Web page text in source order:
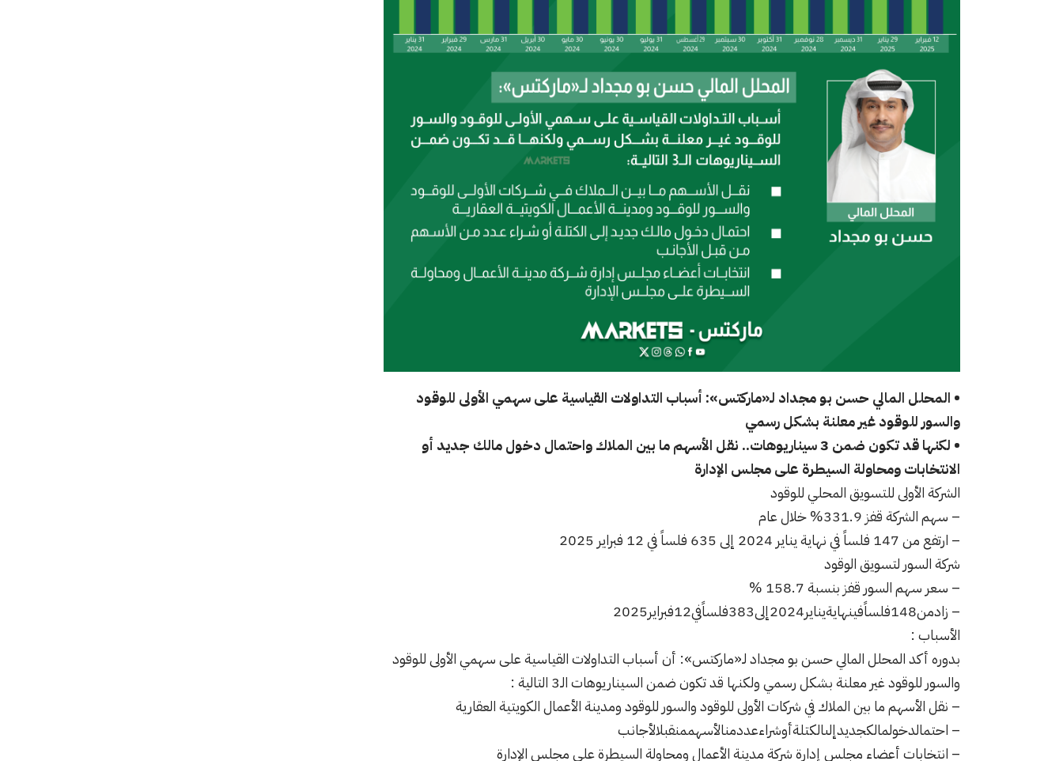
• المحلل المالي حسن بو مجداد لـ«ماركتس»
: أسباب التداولات القياسية على سهمي الأولى للوقود
والسور للوقود غير معلنة بشكل رسمي
• لكنها قد تكون ضمن 3 سيناريوهات
.. نقل الأسهم ما بين الملاك واحتمال دخول مالك جديد أو
الانتخابات ومحاولة السيطرة على مجلس الإدارة
الشركة الأولى للتسويق المحلي للوقود
– سهم الشركة قفز 331 .9
%خلال عام
– ارتفع من 147 فلساً في نهاية يناير 2024 إلى 635 فلساً في 12 فبراير 2025
شركة السور لتسويق الوقود
– سعر سهم السور قفز بنسبة 158 .7
%
– زادمن148فلساًفينهايةيناير2024إلى383فلساًفي12فبراير2025
الأسباب :
بدوره أكد المحلل المالي حسن بو مجداد لـ«ماركتس»
: أن أسباب التداولات القياسية على سهمي الأولى للوقود
والسور للوقود غير معلنة بشكل رسمي ولكنها قد تكون ضمن السيناريوهات الـ3 التالية
:
– نقل الأسهم ما بين الملاك في شركات الأولى للوقود والسور للوقود ومدينة الأعمال الكويتية العقارية
– احتمالدخولمالكجديدإلىالكتلةأوشراءعددمنالأسهممنقبلالأجانب
– انتخابات أعضاء مجلس إدارة شركة مدينة الأعمال ومحاولة السيطرة على مجلس الإدارة